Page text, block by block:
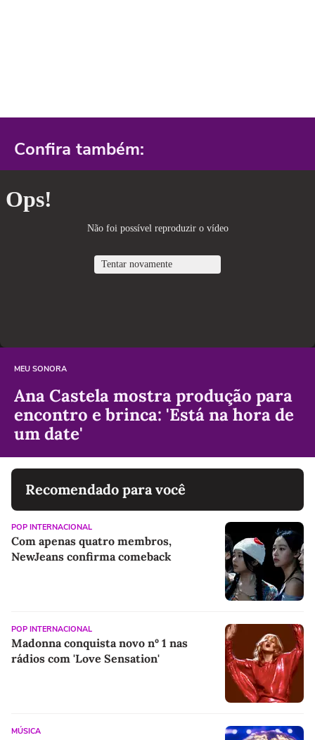
Confira também:
MEU SONORA
Ana Castela mostra produção para
encontro e brinca: 'Está na hora de
um date'
Recomendado para você
POP INTERNACIONAL
Com apenas quatro membros,
NewJeans confirma comeback
POP INTERNACIONAL
Madonna conquista novo nº 1 nas
rádios com 'Love Sensation'
MÚSICA